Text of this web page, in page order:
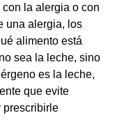
la alergia o con
una alergia, los
alimento está
sea la leche, sino
es la leche,
que evite
prescribirle